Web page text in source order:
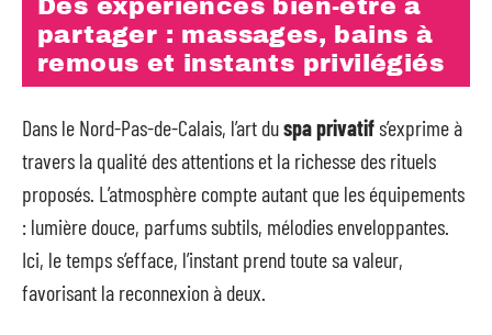
Des expériences bien-être à
partager : massages, bains à
remous et instants privilégiés
Dans le Nord-Pas-de-Calais, l’art duspa privatifs’exprime à
travers la qualité des attentions et la richesse des rituels
proposés. L’atmosphère compte autant que les équipements
: lumière douce, parfums subtils, mélodies enveloppantes.
Ici, le temps s’efface, l’instant prend toute sa valeur,
favorisant la reconnexion à deux.